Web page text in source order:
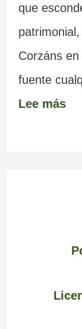
que
Corzáns
fuente
Lee más